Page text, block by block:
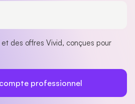
des offres Vivid, conçues pour
professionnel